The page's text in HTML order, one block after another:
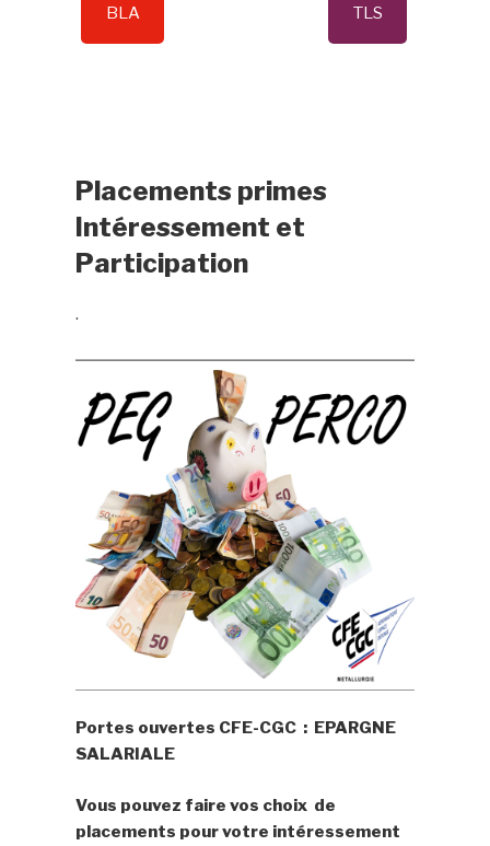
BLA TLS
Placements primes
Intéressement et
Participation
.
Portes ouvertes CFE-CGC : EPARGNE
SALARIALE
Vous pouvez faire vos choix de
placements pour votre intéressement